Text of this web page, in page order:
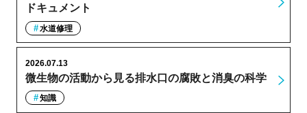
ドキュメント
水道修理
微生物の活動から見る排水口の腐敗と消臭の科学
2026.07.13
知識